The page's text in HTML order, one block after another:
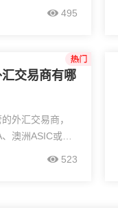
验；客户资金
名账户出入
495
交易商有哪
外汇交易商，
澳洲ASIC或美
，资金隔离存
规口碑稳的有
523